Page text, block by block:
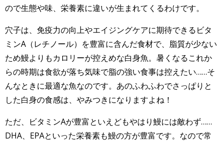
ので生態や味、栄養素に違いが生まれてくるわけです。
穴子は、免疫力の向上やエイジングケアに期待できるビタ
ミンA（レチノール）を豊富に含んだ食材で、脂質が少ない
ため鰻よりもカロリーが控えめな白身魚。暑くなるこれか
らの時期は食欲が落ち気味で脂の強い食事は控えたい……そ
んなときに最適な魚なのです。あのふわふわでさっぱりと
した白身の食感は、やみつきになりますよね！
ただ、ビタミンAが豊富といえどもやはり鰻には敵わず……
DHA、EPAといった栄養素も鰻の方が豊富です。なので常